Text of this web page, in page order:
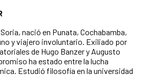
nació en Punata, Cochabamba,
y viajero involuntario. Exiliado por
de Hugo Banzer y Augusto
ha estado entre la lucha
Estudió filosofía en la universidad